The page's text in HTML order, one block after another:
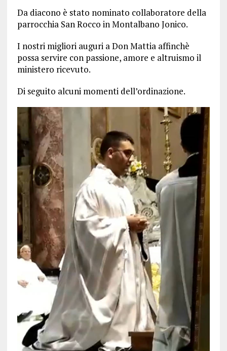
Da diacono è stato nominato collaboratore della
parrocchia San Rocco in Montalbano Jonico.
I nostri migliori auguri a Don Mattia affinchè
possa servire con passione, amore e altruismo il
ministero ricevuto.
Di seguito alcuni momenti dell’ordinazione.